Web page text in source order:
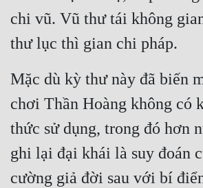
chi vũ. Vũ thư tái không
thư lục thì gian chi pháp.
Mặc dù kỳ thư này đã biến
chơi Thần Hoàng không có
thức sử dụng, trong đó hơn
ghi lại đại khái là suy đoán
cường giả đời sau với bí